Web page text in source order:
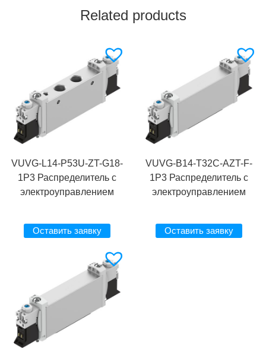
Related products
VUVG-L14-P53U-ZT-G18-
1P3 Распределитель с
электроуправлением
Оставить заявку
VUVG-B14-T32C-AZT-F-
1P3 Распределитель с
электроуправлением
Оставить заявку